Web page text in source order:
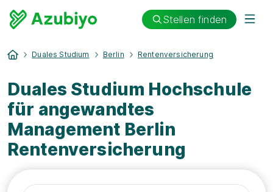
Stellen finden
Duales Studium Berlin Rentenversicherung
Duales Studium Hochschule
für angewandtes
Management Berlin
Rentenversicherung